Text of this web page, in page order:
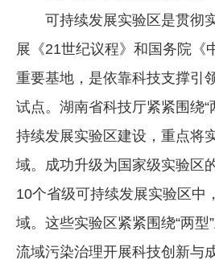
可持续发展实验区是贯彻
展《21世纪议程》和国务院《
重要基地，是依靠科技支撑引
试点。湖南省科技厅紧紧围绕“
持续发展实验区建设，重点将
域。成功升级为国家级实验区
10个省级可持续发展实验区中
域。这些实验区紧紧围绕“两型
流域污染治理开展科技创新与